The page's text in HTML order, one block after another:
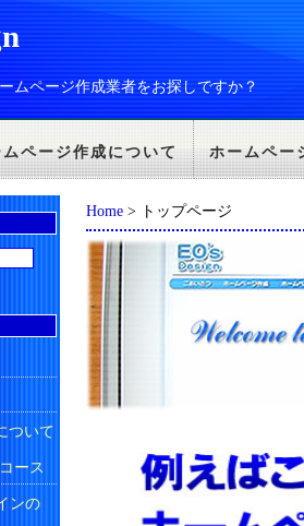
ムページ作成業者をお探しですか？
ページ作成について ホームペー
Home > トップページ
ついて
ース
ンの